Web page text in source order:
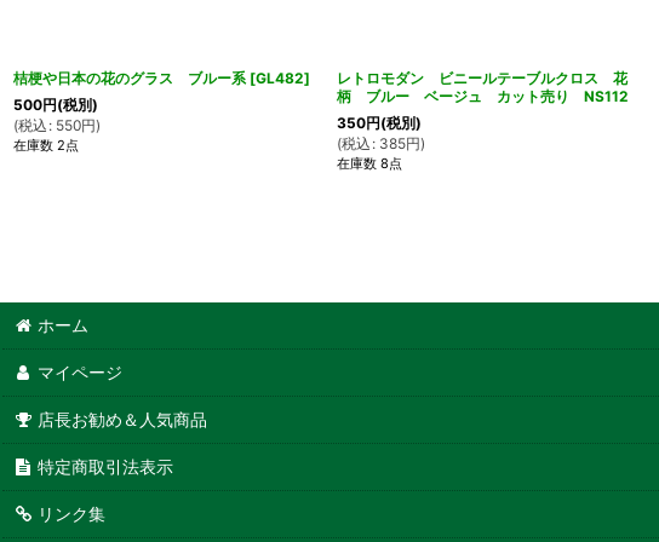
桔梗や日本の花のグラス ブルー系 [GL482]
500円(税別)
(税込 : 550円)
在庫数 2点
レトロモダン ビニールテーブルクロス 花
柄 ブルー ベージュ カット売り NS112
350円(税別)
(税込 : 385円)
在庫数 8点
ホーム
マイページ
店長お勧め＆人気商品
特定商取引法表示
リンク集